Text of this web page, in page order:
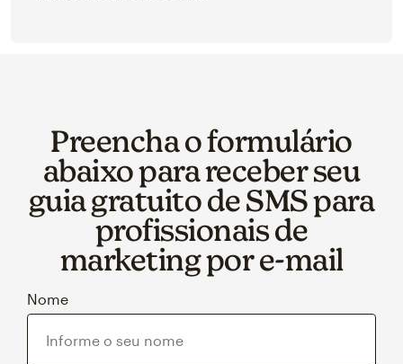
Preencha o formulário
abaixo para receber seu
guia gratuito de SMS para
profissionais de
marketing por e‑mail
Nome